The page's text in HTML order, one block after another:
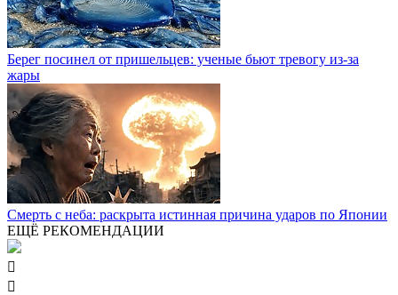
Берег посинел от пришельцев: ученые бьют тревогу из-за
жары
Смерть с неба: раскрыта истинная причина ударов по Японии
ЕЩЁ РЕКОМЕНДАЦИИ

